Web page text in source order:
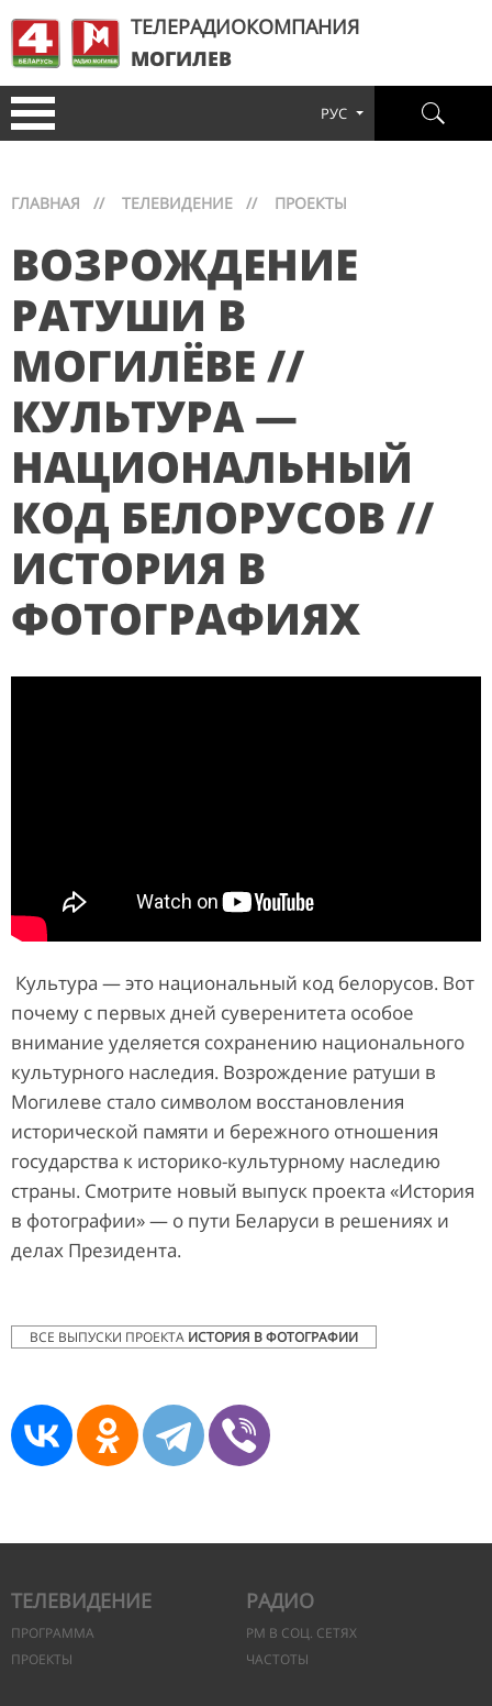
ТЕЛЕРАДИОКОМПАНИЯ
МОГИЛЕВ
РУС
ГЛАВНАЯ // ТЕЛЕВИДЕНИЕ // ПРОЕКТЫ
ВОЗРОЖДЕНИЕ
РАТУШИ В
МОГИЛЁВЕ //
КУЛЬТУРА —
НАЦИОНАЛЬНЫЙ
КОД БЕЛОРУСОВ //
ИСТОРИЯ В
ФОТОГРАФИЯХ
Культура — это национальный код белорусов. Вот
почему с первых дней суверенитета особое
внимание уделяется сохранению национального
культурного наследия. Возрождение ратуши в
Могилеве стало символом восстановления
исторической памяти и бережного отношения
государства к историко-культурному наследию
страны. Смотрите новый выпуск проекта «История
в фотографии» — о пути Беларуси в решениях и
делах Президента.
ВСЕ ВЫПУСКИ ПРОЕКТА ИСТОРИЯ В ФОТОГРАФИИ
ТЕЛЕВИДЕНИЕ
ПРОГРАММА
ПРОЕКТЫ
РАДИО
РМ В СОЦ. СЕТЯХ
ЧАСТОТЫ